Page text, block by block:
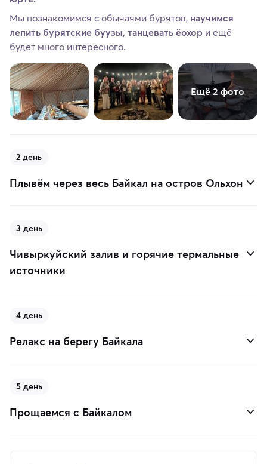
Мы познакомимся с обычаями бурятов, научимся
лепить бурятские буузы, танцевать ёохор и ещё
будет много интересного.
Ещё 2 фото
2 день
Плывём через весь Байкал на остров Ольхон
3 день
Чивыркуйский залив и горячие термальные
источники
4 день
Релакс на берегу Байкала
5 день
Прощаемся с Байкалом